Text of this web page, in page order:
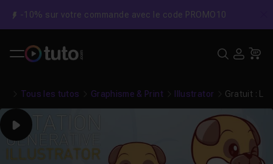
-10% sur votre commande avec le code PROMO10
Tous les tutos Graphisme & Print Illustrator Gratuit :
Play